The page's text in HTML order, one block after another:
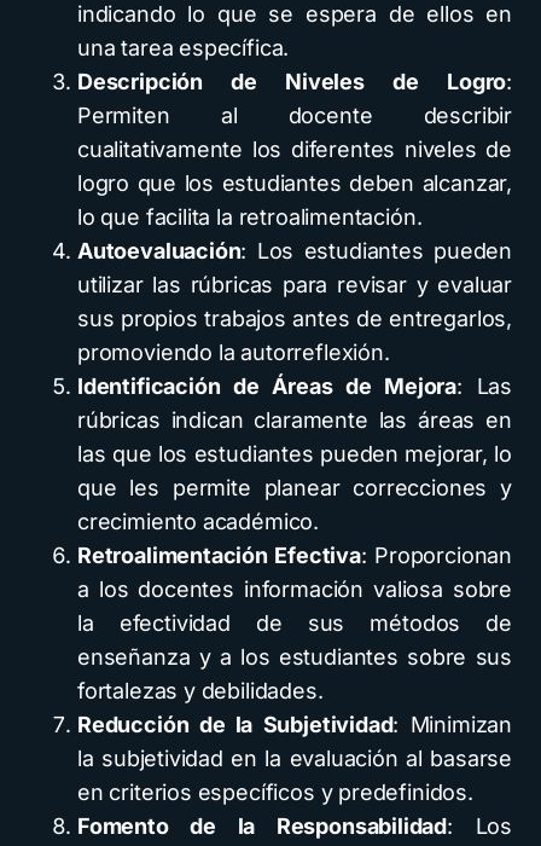
indicando lo que se espera de ellos en
una tarea específica.
Descripción de Niveles de Logro:
Permiten al docente describir
cualitativamente los diferentes niveles de
logro que los estudiantes deben alcanzar,
lo que facilita la retroalimentación.
Autoevaluación: Los estudiantes pueden
utilizar las rúbricas para revisar y evaluar
sus propios trabajos antes de entregarlos,
promoviendo la autorreflexión.
Identificación de Áreas de Mejora: Las
rúbricas indican claramente las áreas en
las que los estudiantes pueden mejorar, lo
que les permite planear correcciones y
crecimiento académico.
Retroalimentación Efectiva: Proporcionan
a los docentes información valiosa sobre
la efectividad de sus métodos de
enseñanza y a los estudiantes sobre sus
fortalezas y debilidades.
Reducción de la Subjetividad: Minimizan
la subjetividad en la evaluación al basarse
en criterios específicos y predefinidos.
Fomento de la Responsabilidad: Los